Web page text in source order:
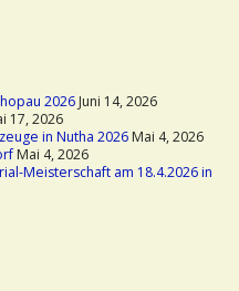
2026Juni 14, 2026
17, 2026
in Nutha 2026Mai 4, 2026
Mai 4, 2026
Meisterschaft am 18.4.2026 in